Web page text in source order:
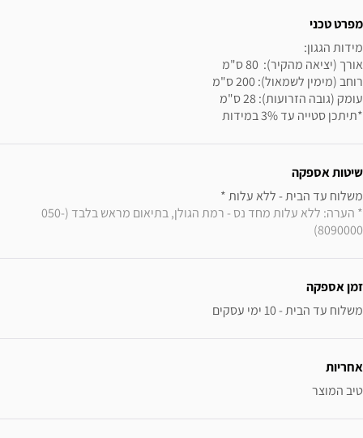
מפרט טכני
*תיתכן סטייה עד 3% במידות
שיטות אספקה
משלוח עד הבית - ללא עלות *
* הערה: ללא עלות מחד נס - רמת הגולן, בתיאום מראש בלבד (050-
8090000)
זמן אספקה
משלוח עד הבית - 10 ימי עסקים
אחריות
טיב המוצר